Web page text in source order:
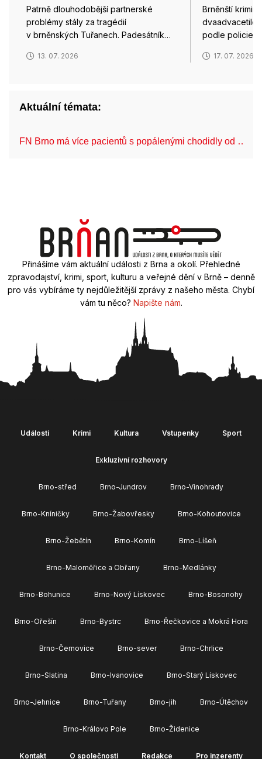
Patrně dlouhodobější partnerské
problémy stály za tragédií
v brněnských Tuřanech. Padesátník…
13. 07. 2026
Brněnští
podle policie
17. 07. 2026
Aktuální témata:
FN Brno má více pacientů s popálenými chodidly od …
Přinášíme vám aktuální události z Brna a okolí. Přehledné
zpravodajství, krimi, sport, kulturu a veřejné dění v Brně – denně
pro vás vybíráme ty nejdůležitější zprávy z našeho města. Chybí
vám tu něco? Napište nám.
Události Krimi Kultura Vstupenky Sport
Exkluzivní rozhovory
Brno-střed Brno-Jundrov Brno-Vinohrady
Brno-Kníničky Brno-Žabovřesky Brno-Kohoutovice
Brno-Žebětín Brno-Komín Brno-Líšeň
Brno-Maloměřice a Obřany Brno-Medlánky
Brno-Bohunice Brno-Nový Lískovec Brno-Bosonohy
Brno-Ořešín Brno-Bystrc Brno-Řečkovice a Mokrá Hora
Brno-Černovice Brno-sever Brno-Chrlice
Brno-Slatina Brno-Ivanovice Brno-Starý Lískovec
Brno-Jehnice Brno-Tuřany Brno-jih Brno-Útěchov
Brno-Královo Pole Brno-Židenice
Kontakt O společnosti Redakce Pro inzerenty